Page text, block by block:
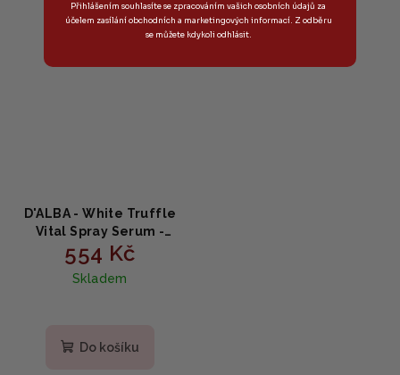
D'ALBA - White Truffle
Vital Spray Serum -
Zklidňující sprejové
sérum s bílou hlízkou a
kyselinou hyaluronovou
554 Kč
Skladem
Do košíku
Přihlášením souhlasíte se zpracováním vašich osobních údajů za
účelem zasílání obchodních a marketingových informací. Z odběru
se můžete kdykoli odhlásit.